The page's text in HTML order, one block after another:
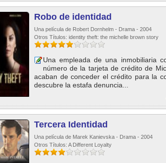
Robo de identidad
Una película de Robert Dornhelm - Drama - 2004
Otros Títulos: identity theft: the michelle brown story
Una empleada de una inmobiliaria
número de la tarjeta de crédito de
acaban de conceder el crédito para la
descubre la estafa denuncia...
Tercera Identidad
Una película de Marek Kanievska - Drama - 2004
Otros Títulos: A Different Loyalty